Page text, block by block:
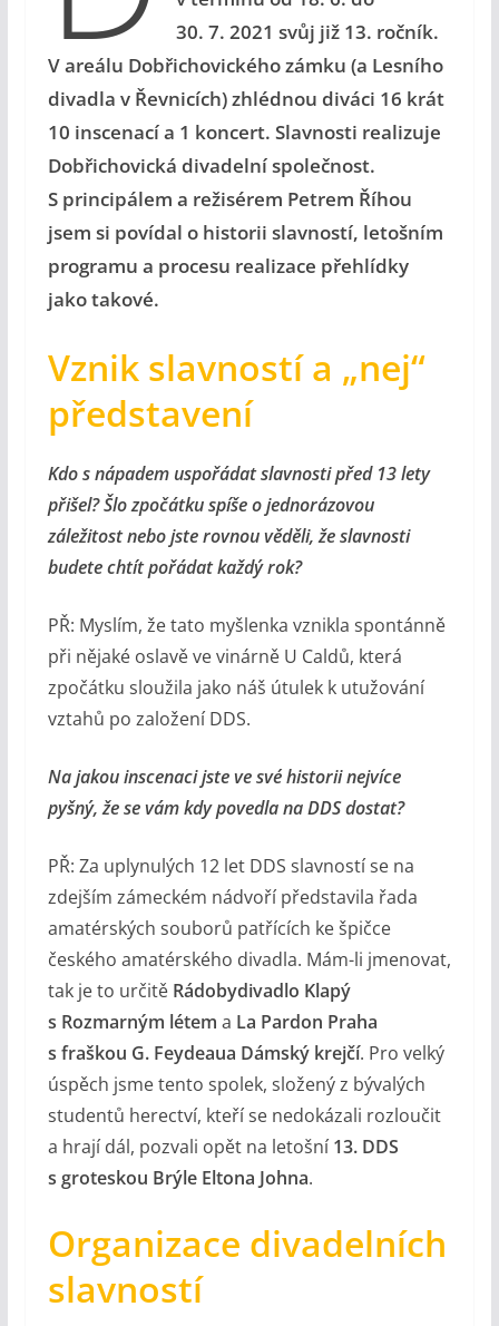
30. 7. 2021 svůj již 13. ročník.
V areálu Dobřichovického zámku (a Lesního
divadla v Řevnicích) zhlédnou diváci 16 krát
10 inscenací a 1 koncert. Slavnosti realizuje
Dobřichovická divadelní společnost.
S principálem a režisérem Petrem Říhou
jsem si povídal o historii slavností, letošním
programu a procesu realizace přehlídky
jako takové.
Vznik slavností a „nej“
představení
Kdo s nápadem uspořádat slavnosti před 13 lety
přišel? Šlo zpočátku spíše o jednorázovou
záležitost nebo jste rovnou věděli, že slavnosti
budete chtít pořádat každý rok?
PŘ: Myslím, že tato myšlenka vznikla spontánně
při nějaké oslavě ve vinárně U Caldů, která
zpočátku sloužila jako náš útulek k utužování
vztahů po založení DDS.
Na jakou inscenaci jste ve své historii nejvíce
pyšný, že se vám kdy povedla na DDS dostat?
PŘ: Za uplynulých 12 let DDS slavností se na
zdejším zámeckém nádvoří představila řada
amatérských souborů patřících ke špičce
českého amatérského divadla. Mám-li jmenovat,
tak je to určitě Rádobydivadlo Klapý
s Rozmarným létem a La Pardon Praha
s fraškou G. Feydeaua Dámský krejčí. Pro velký
úspěch jsme tento spolek, složený z bývalých
studentů herectví, kteří se nedokázali rozloučit
a hrají dál, pozvali opět na letošní 13. DDS
s groteskou Brýle Eltona Johna.
Organizace divadelních
slavností